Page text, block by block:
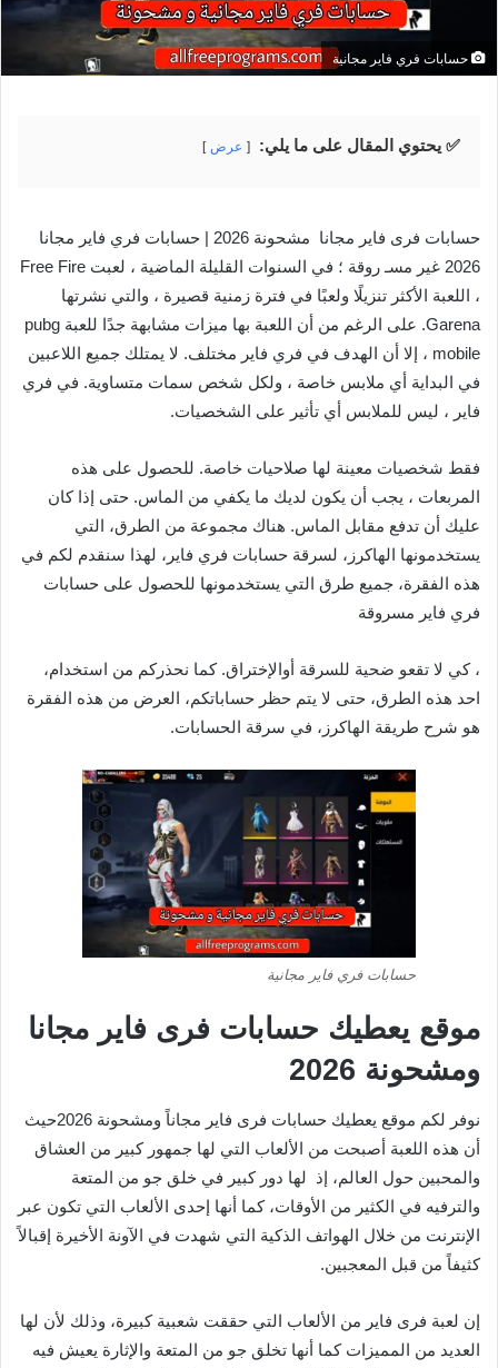
حسابات فري فاير مجانية
✅ يحتوي المقال على ما يلي: عرض
حسابات فرى فاير مجانا مشحونة 2026 | حسابات فري فاير مجانا
2026 غير مسـ روقة ؛ في السنوات القليلة الماضية ، لعبت Free Fire
، اللعبة الأكثر تنزيلًا ولعبًا في فترة زمنية قصيرة ، والتي نشرتها
Garena. على الرغم من أن اللعبة بها ميزات مشابهة جدًا للعبة pubg
mobile ، إلا أن الهدف في فري فاير مختلف. لا يمتلك جميع اللاعبين
في البداية أي ملابس خاصة ، ولكل شخص سمات متساوية. في فري
فاير ، ليس للملابس أي تأثير على الشخصيات.
فقط شخصيات معينة لها صلاحيات خاصة. للحصول على هذه
المربعات ، يجب أن يكون لديك ما يكفي من الماس. حتى إذا كان
عليك أن تدفع مقابل الماس. هناك مجموعة من الطرق، التي
يستخدمونها الهاكرز، لسرقة حسابات فري فاير، لهذا سنقدم لكم في
هذه الفقرة، جميع طرق التي يستخدمونها للحصول على حسابات
فري فاير مسروقة
، كي لا تقعو ضحية للسرقة أوالإختراق. كما نحذركم من استخدام،
احد هذه الطرق، حتى لا يتم حظر حساباتكم، العرض من هذه الفقرة
هو شرح طريقة الهاكرز، في سرقة الحسابات.
حسابات فري فاير مجانية
موقع يعطيك حسابات فرى فاير مجانا
ومشحونة 2026
نوفر لكم موقع يعطيك حسابات فرى فاير مجاناً ومشحونة 2026حيث
أن هذه اللعبة أصبحت من الألعاب التي لها جمهور كبير من العشاق
والمحبين حول العالم، إذ لها دور كبير في خلق جو من المتعة
والترفيه في الكثير من الأوقات، كما أنها إحدى الألعاب التي تكون عبر
الإنترنت من خلال الهواتف الذكية التي شهدت في الآونة الأخيرة إقبالاً
كثيفاً من قبل المعجبين.
إن لعبة فرى فاير من الألعاب التي حققت شعبية كبيرة، وذلك لأن لها
العديد من المميزات كما أنها تخلق جو من المتعة والإثارة يعيش فيه